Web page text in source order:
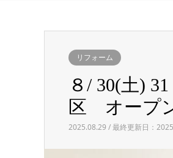
リフォーム
８/ 30(土)
区 オープ
2025.08.29 / 最終更新日：